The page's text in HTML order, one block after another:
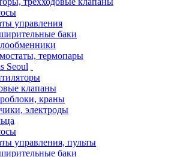
управления
баки
термопары
Seoul
клапаны
краны
электроды
управления, пульты
баки